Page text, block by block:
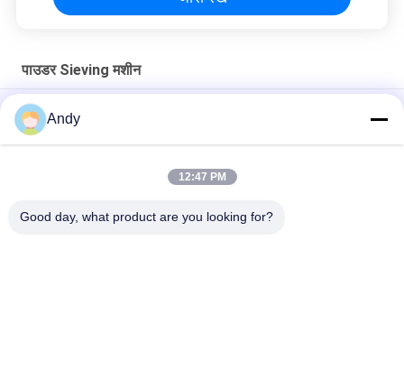
पाउडर Sieving मशीन
नायलॉन स्क्रीन के साथ उच्च आवृत्ति पाउडर सिलाई मशीन ग्रेडिंग उपकरण
1-5 परतों के साथ उच्च क्षमता पाउडर पृथक्करण पाउडर सिफ्टर मशीन
स्टेनलेस स्टील पाउडर स्क्रीनिंग मशीन आपकी स्क्रीनिंग आवश्यकताओं के लिए
Andy
12:47 PM
Good day, what product are you looking for?